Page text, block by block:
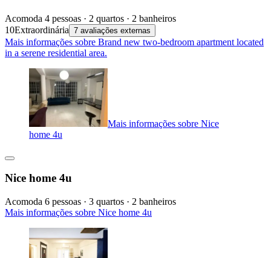
Acomoda 4 pessoas · 2 quartos · 2 banheiros
10Extraordinária 7 avaliações externas
Mais informações sobre Brand new two-bedroom apartment located
in a serene residential area.
Mais informações sobre Nice
home 4u
Nice home 4u
Acomoda 6 pessoas · 3 quartos · 2 banheiros
Mais informações sobre Nice home 4u